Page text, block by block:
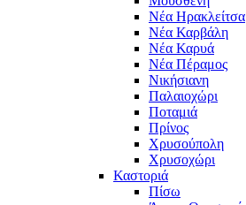
Νέα Ηρακλείτσα
Νέα Καρβάλη
Νέα Καρυά
Νέα Πέραμος
Νικήσιανη
Παλαιοχώρι
Ποταμιά
Πρίνος
Χρυσούπολη
Χρυσοχώρι
Καστοριά
Πίσω